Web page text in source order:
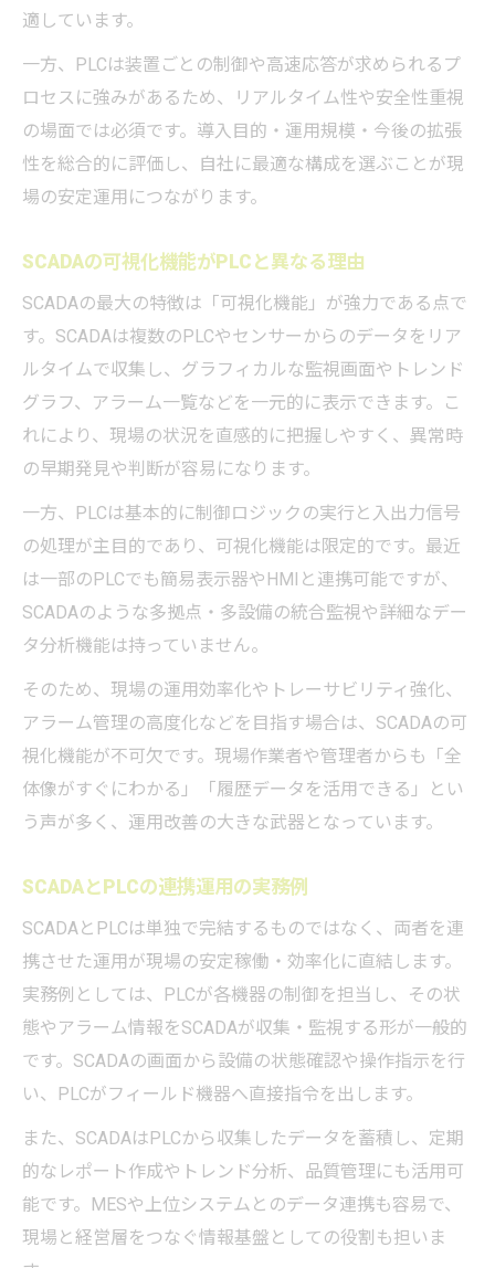
適しています。
一方、PLCは装置ごとの制御や高速応答が求められるプ
ロセスに強みがあるため、リアルタイム性や安全性重視
の場面では必須です。導入目的・運用規模・今後の拡張
性を総合的に評価し、自社に最適な構成を選ぶことが現
場の安定運用につながります。
SCADAの可視化機能がPLCと異なる理由
SCADAの最大の特徴は「可視化機能」が強力である点で
す。SCADAは複数のPLCやセンサーからのデータをリア
ルタイムで収集し、グラフィカルな監視画面やトレンド
グラフ、アラーム一覧などを一元的に表示できます。こ
れにより、現場の状況を直感的に把握しやすく、異常時
の早期発見や判断が容易になります。
一方、PLCは基本的に制御ロジックの実行と入出力信号
の処理が主目的であり、可視化機能は限定的です。最近
は一部のPLCでも簡易表示器やHMIと連携可能ですが、
SCADAのような多拠点・多設備の統合監視や詳細なデー
タ分析機能は持っていません。
そのため、現場の運用効率化やトレーサビリティ強化、
アラーム管理の高度化などを目指す場合は、SCADAの可
視化機能が不可欠です。現場作業者や管理者からも「全
体像がすぐにわかる」「履歴データを活用できる」とい
う声が多く、運用改善の大きな武器となっています。
SCADAとPLCの連携運用の実務例
SCADAとPLCは単独で完結するものではなく、両者を連
携させた運用が現場の安定稼働・効率化に直結します。
実務例としては、PLCが各機器の制御を担当し、その状
態やアラーム情報をSCADAが収集・監視する形が一般的
です。SCADAの画面から設備の状態確認や操作指示を行
い、PLCがフィールド機器へ直接指令を出します。
また、SCADAはPLCから収集したデータを蓄積し、定期
的なレポート作成やトレンド分析、品質管理にも活用可
能です。MESや上位システムとのデータ連携も容易で、
現場と経営層をつなぐ情報基盤としての役割も担いま